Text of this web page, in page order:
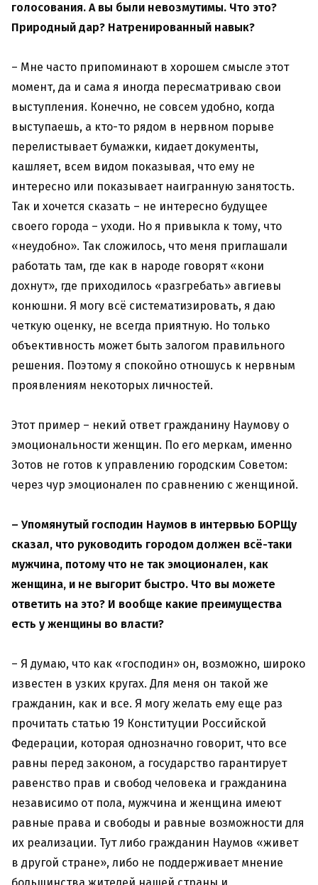
голосования. А вы были невозмутимы. Что это?
Природный дар? Натренированный навык?
– Мне часто припоминают в хорошем смысле этот
момент, да и сама я иногда пересматриваю свои
выступления. Конечно, не совсем удобно, когда
выступаешь, а кто-то рядом в нервном порыве
перелистывает бумажки, кидает документы,
кашляет, всем видом показывая, что ему не
интересно или показывает наигранную занятость.
Так и хочется сказать – не интересно будущее
своего города – уходи. Но я привыкла к тому, что
«неудобно». Так сложилось, что меня приглашали
работать там, где как в народе говорят «кони
дохнут», где приходилось «разгребать» авгиевы
конюшни. Я могу всё систематизировать, я даю
четкую оценку, не всегда приятную. Но только
объективность может быть залогом правильного
решения. Поэтому я спокойно отношусь к нервным
проявлениям некоторых личностей.
Этот пример – некий ответ гражданину Наумову о
эмоциональности женщин. По его меркам, именно
Зотов не готов к управлению городским Советом:
через чур эмоционален по сравнению с женщиной.
– Упомянутый господин Наумов в интервью БОРЩу
сказал, что руководить городом должен всё-таки
мужчина, потому что не так эмоционален, как
женщина, и не выгорит быстро. Что вы можете
ответить на это? И вообще какие преимущества
есть у женщины во власти?
– Я думаю, что как «господин» он, возможно, широко
известен в узких кругах. Для меня он такой же
гражданин, как и все. Я могу желать ему еще раз
прочитать статью 19 Конституции Российской
Федерации, которая однозначно говорит, что все
равны перед законом, а государство гарантирует
равенство прав и свобод человека и гражданина
независимо от пола, мужчина и женщина имеют
равные права и свободы и равные возможности для
их реализации. Тут либо гражданин Наумов «живет
в другой стране», либо не поддерживает мнение